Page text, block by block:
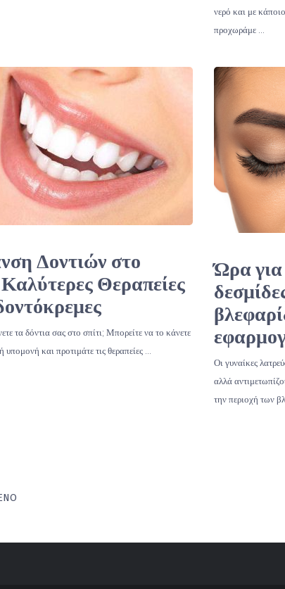
νερό και με
προχωράμε …
Δοντιών στο
Θεραπείες
τα δόντια σας στο σπίτι; Μπορείτε να το κάνετε
υπομονή και προτιμάτε τις θεραπείες …
Ώρα για
Οι γυναίκες
αλλά
την περιοχή των